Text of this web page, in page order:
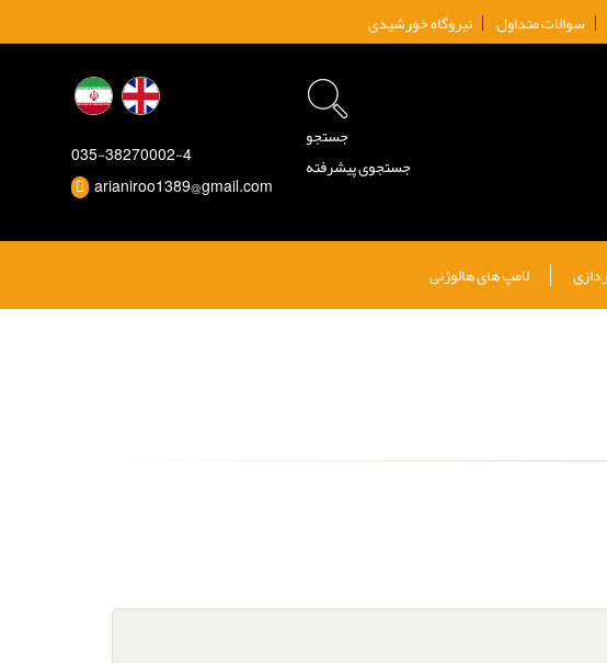
سوالات متداول نیروگاه خورشیدی
035-38270002-4
arianiroo1389@gmail.com
جستجو
جستجوی پیشرفته
لامپ های هالوژنی